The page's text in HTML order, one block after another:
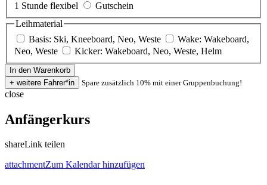
1 Stunde flexibel
Gutschein
Leihmaterial
Basis: Ski, Kneeboard, Neo, Weste
Wake: Wakeboard,
Neo, Weste
Kicker: Wakeboard, Neo, Weste, Helm
Spare zusätzlich 10% mit einer Gruppenbuchung!
close
Anfängerkurs
shareLink teilen
attachmentZum Kalendar hinzufügen